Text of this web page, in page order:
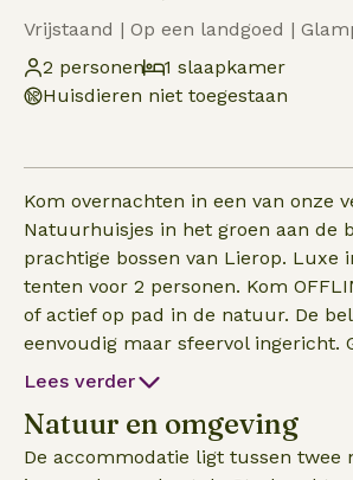
Vrijstaand | Op een landgoed |
2 personen
1 slaapkamer
Huisdieren niet toegestaan
Kom overnachten in een van onze
Natuurhuisjes in het groen aan de
prachtige bossen van Lierop. Luxe
tenten voor 2 personen. Kom OFFLINE ontspannen
of actief op pad in de natuur. De bell tent is
eenvoudig maar sfeervol ingericht.
rust vanaf je eigen veranda of kom
stretchtent. Voor liefhebbers van outdoor genot
biedt onze gezellige buitenplek de
Lees verder
Natuur en omgeving
De accommodatie ligt tussen twee